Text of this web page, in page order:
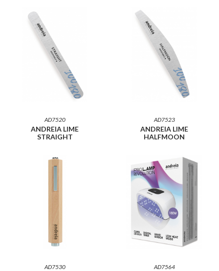
AD7520
ANDREIA LIME
STRAIGHT
AD7523
ANDREIA LIME
HALFMOON
AD7530 AD7564